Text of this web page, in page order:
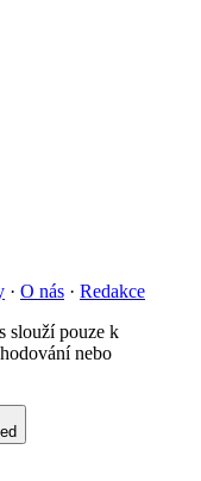
· O nás · Redakce
slouží pouze k
nebo